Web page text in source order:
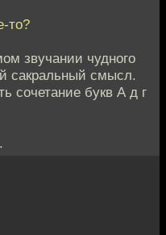
то?
звучании чудного
сакральный смысл.
сочетание букв А д г